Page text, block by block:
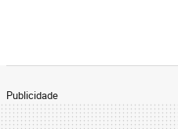
Publicidade